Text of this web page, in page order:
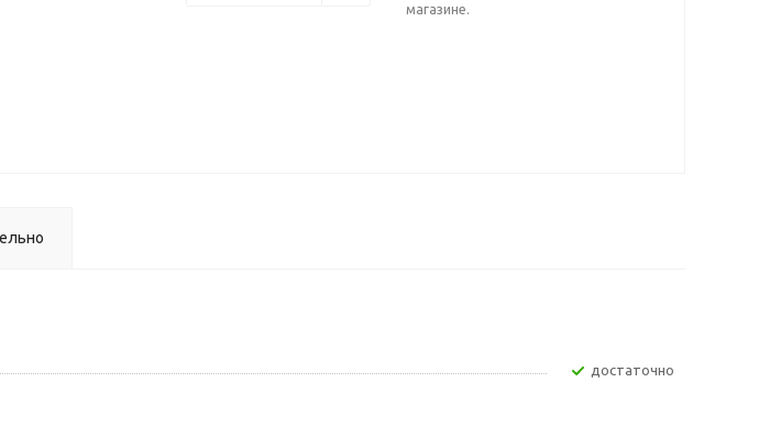
магазине.
Достаточно